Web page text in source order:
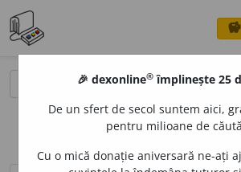
savings
🎉 dexonline® împlinește 25
De un sfert de secol suntem aici,
pentru milioane de
Cu o mică donație aniversară ne-ați